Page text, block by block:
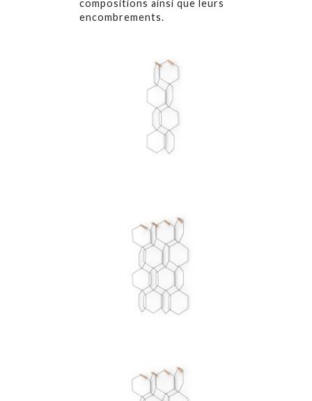
compositions ainsi que leurs
encombrements.